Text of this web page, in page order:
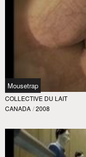
Mousetrap
COLLECTIVE DU LAIT
CANADA / 2008